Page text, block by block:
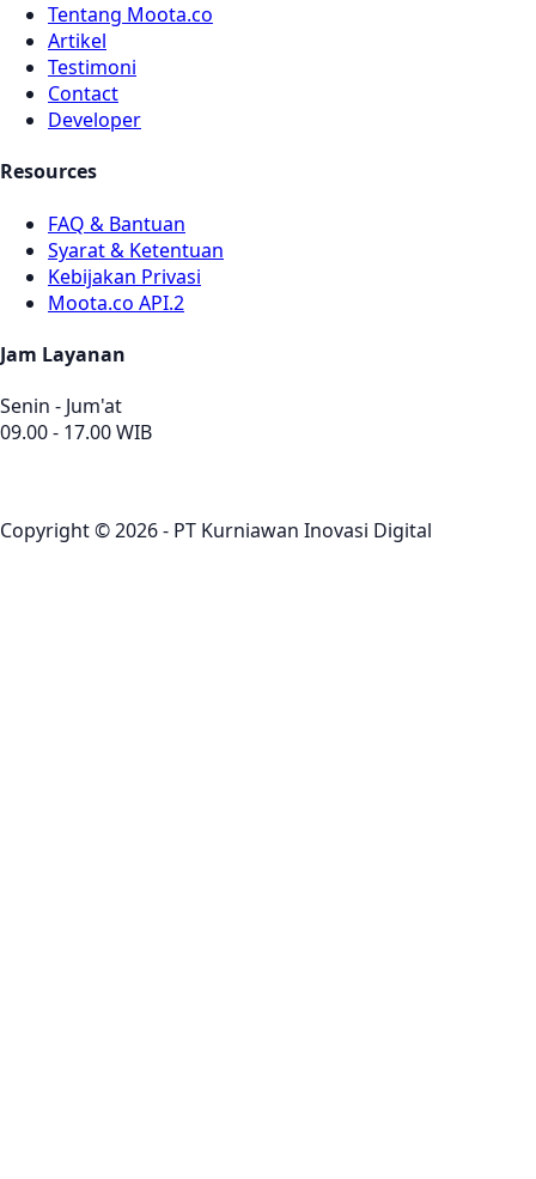
Tentang Moota.co
Artikel
Testimoni
Contact
Developer
Resources
FAQ & Bantuan
Syarat & Ketentuan
Kebijakan Privasi
Moota.co API.2
Jam Layanan
Senin - Jum'at
09.00 - 17.00 WIB
Copyright © 2026 - PT Kurniawan Inovasi Digital